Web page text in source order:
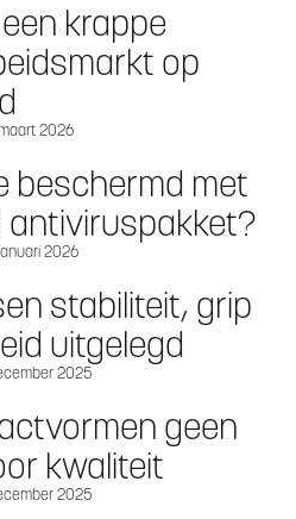
krappe
op
2026
beschermd met
2026
stabiliteit, grip
uitgelegd
2025
geen
kwaliteit
2025